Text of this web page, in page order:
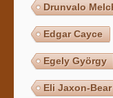
Drunvalo
Edgar Cayce
Egely György
Eli Jaxon-Bear